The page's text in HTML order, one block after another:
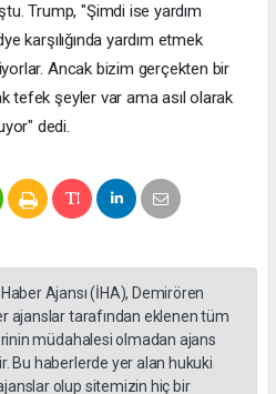
Trump, "Şimdi ise yardım
karşılığında yardım etmek
Ancak bizim gerçekten bir
tefek şeyler var ama asıl olarak
dedi.
Ajansı (İHA), Demirören
ajanslar tarafından eklenen tüm
müdahalesi olmadan ajans
Bu haberlerde yer alan hukuki
olup sitemizin hiç bir